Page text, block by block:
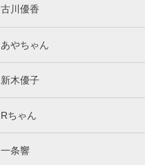
古川優香
あやちゃん
新木優子
Rちゃん
一条響